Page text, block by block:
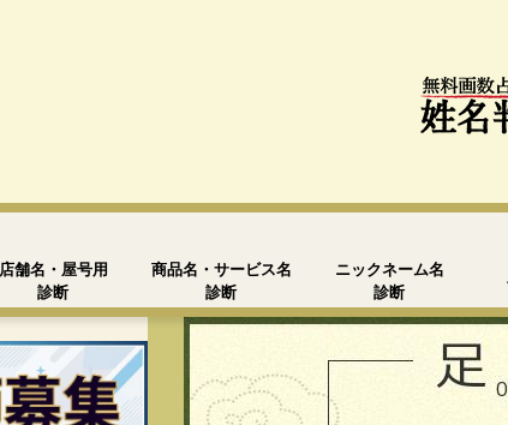
店舗名・屋号用
診断
商品名・サービス名
診断
ニックネーム名
診断